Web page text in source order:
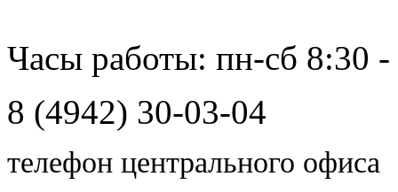
Часы работы: пн-сб 8:30
8 (4942) 30-03-04
телефон центрального офиса